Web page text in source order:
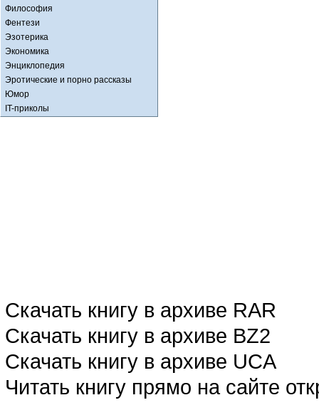
Философия
Фентези
Эзотерика
Экономика
Энциклопедия
Эротические и порно рассказы
Юмор
IT-приколы
Скачать книгу в архиве RAR
Скачать книгу в архиве BZ2
Скачать книгу в архиве UCA
Читать книгу прямо на сайте